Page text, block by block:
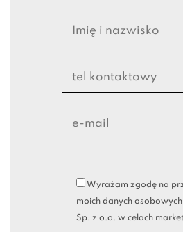
Wyrażam zgodę na
moich danych
Sp. z o.o. w celach